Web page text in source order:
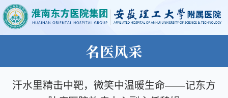
名医风采
汗水里精击中靶，微笑中温暖生命——记东方